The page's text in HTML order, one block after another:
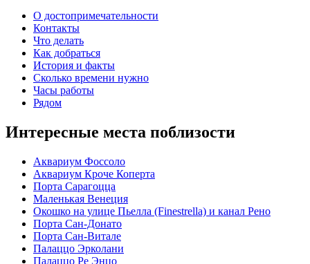
О достопримечательности
Контакты
Что делать
Как добраться
История и факты
Сколько времени нужно
Часы работы
Рядом
Интересные места поблизости
Аквариум Фоссоло
Аквариум Кроче Коперта
Порта Сарагоцца
Маленькая Венеция
Окошко на улице Пьелла (Finestrella) и канал Рено
Порта Сан-Донато
Порта Сан-Витале
Палаццо Эрколани
Палаццо Ре Энцо